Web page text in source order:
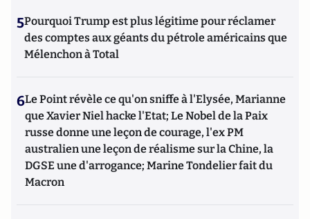
5Pourquoi Trump est plus légitime pour réclamer
des comptes aux géants du pétrole américains que
Mélenchon à Total
6Le Point révèle ce qu'on sniffe à l'Elysée, Marianne
que Xavier Niel hacke l'Etat; Le Nobel de la Paix
russe donne une leçon de courage, l'ex PM
australien une leçon de réalisme sur la Chine, la
DGSE une d'arrogance; Marine Tondelier fait du
Macron